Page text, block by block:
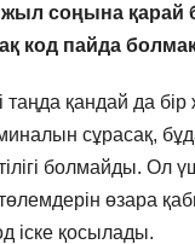
жыл соңына қарай
код пайда
таңда қандай да
сұрасақ,
болмайды. Ол
өзара
іске қосылады.